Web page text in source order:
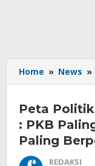
Home » News »
:
Peta
: PKB
Paling
REDAKSI